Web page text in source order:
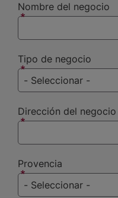
Nombre del negocio
Tipo de negocio
Dirección del negocio
Provencia